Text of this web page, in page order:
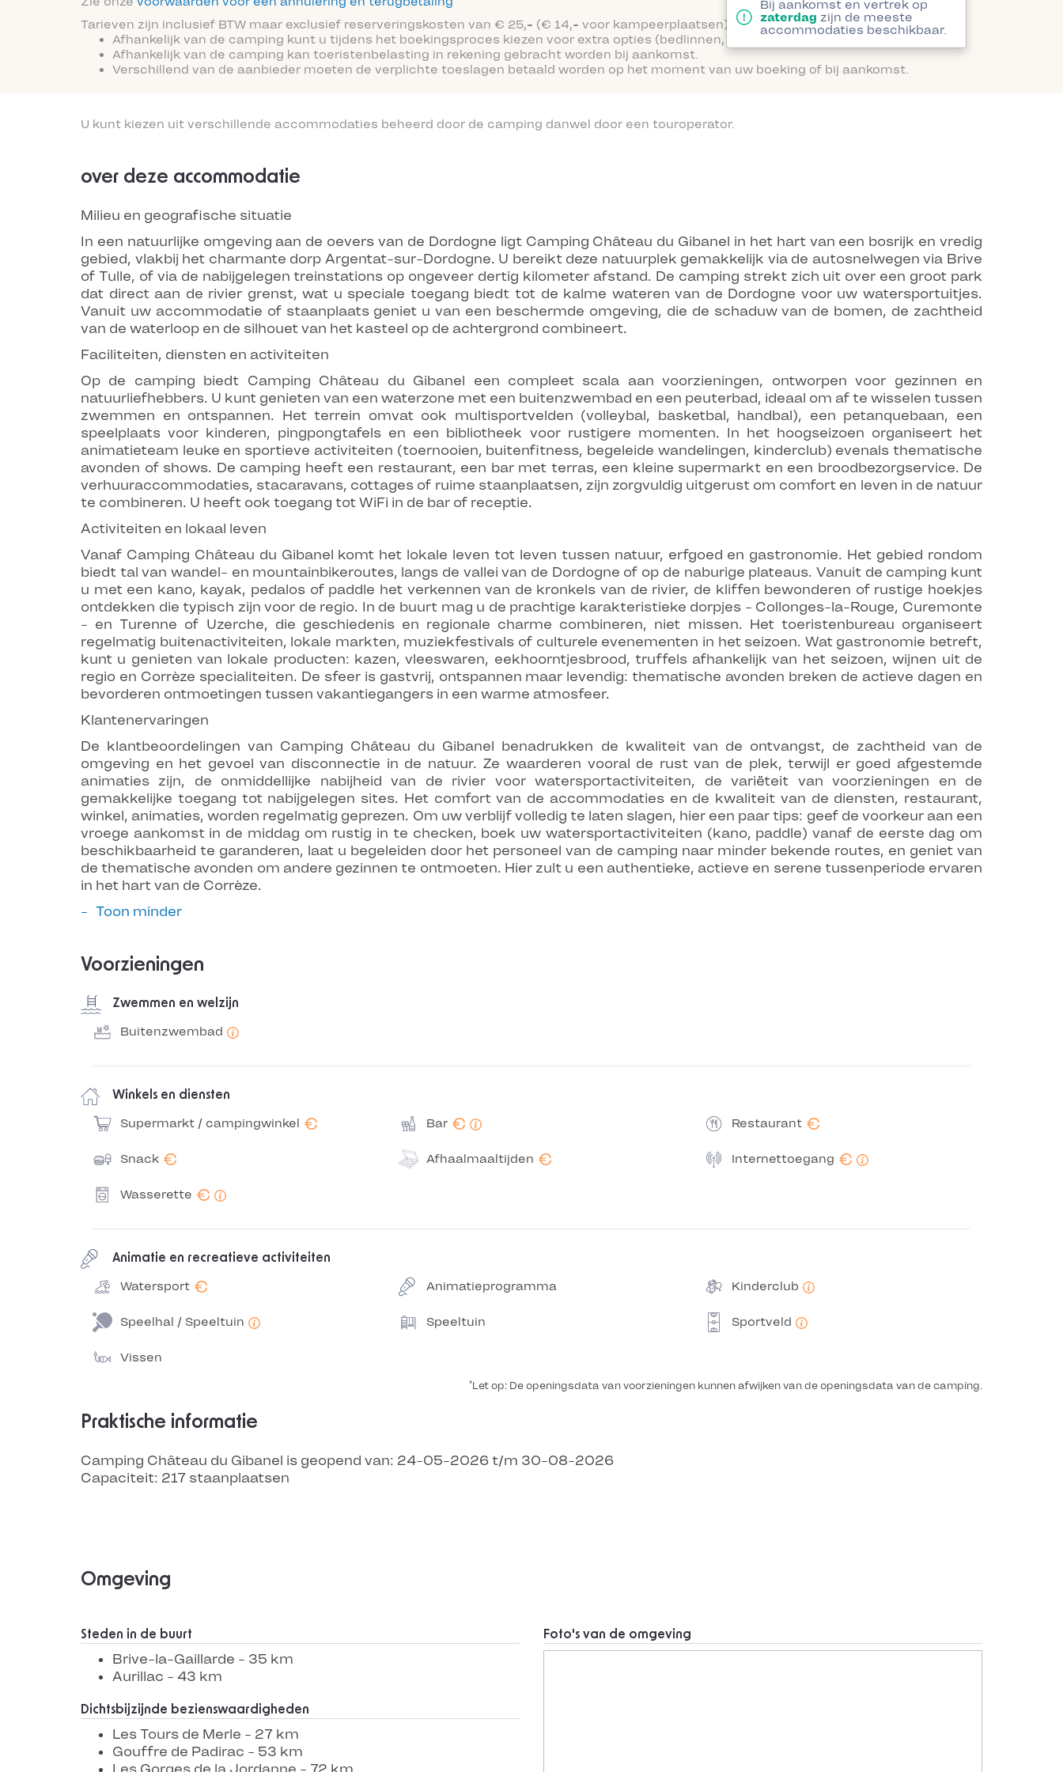
Bij aankomst en vertrek op
zaterdag zijn de meeste
accommodaties beschikbaar.
Tarieven zijn inclusief BTW maar exclusief reserveringskosten van € 25,- (€ 14,- voor kampeerplaatsen).
Afhankelijk van de camping kunt u tijdens het boekingsproces kiezen voor extra opties (bedlinnen, babybedje enz.).
Afhankelijk van de camping kan toeristenbelasting in rekening gebracht worden bij aankomst.
Verschillend van de aanbieder moeten de verplichte toeslagen betaald worden op het moment van uw boeking of bij aankomst.
U kunt kiezen uit verschillende accommodaties beheerd door de camping danwel door een touroperator.
over deze accommodatie
Milieu en geografische situatie
In een natuurlijke omgeving aan de oevers van de Dordogne ligt Camping Château du Gibanel in het hart van een bosrijk en vredig
gebied, vlakbij het charmante dorp Argentat-sur-Dordogne. U bereikt deze natuurplek gemakkelijk via de autosnelwegen via Brive
of Tulle, of via de nabijgelegen treinstations op ongeveer dertig kilometer afstand. De camping strekt zich uit over een groot park
dat direct aan de rivier grenst, wat u speciale toegang biedt tot de kalme wateren van de Dordogne voor uw watersportuitjes.
Vanuit uw accommodatie of staanplaats geniet u van een beschermde omgeving, die de schaduw van de bomen, de zachtheid
van de waterloop en de silhouet van het kasteel op de achtergrond combineert.
Faciliteiten, diensten en activiteiten
Op de camping biedt Camping Château du Gibanel een compleet scala aan voorzieningen, ontworpen voor gezinnen en
natuurliefhebbers. U kunt genieten van een waterzone met een buitenzwembad en een peuterbad, ideaal om af te wisselen tussen
zwemmen en ontspannen. Het terrein omvat ook multisportvelden (volleybal, basketbal, handbal), een petanquebaan, een
speelplaats voor kinderen, pingpongtafels en een bibliotheek voor rustigere momenten. In het hoogseizoen organiseert het
animatieteam leuke en sportieve activiteiten (toernooien, buitenfitness, begeleide wandelingen, kinderclub) evenals thematische
avonden of shows. De camping heeft een restaurant, een bar met terras, een kleine supermarkt en een broodbezorgservice. De
verhuuraccommodaties, stacaravans, cottages of ruime staanplaatsen, zijn zorgvuldig uitgerust om comfort en leven in de natuur
te combineren. U heeft ook toegang tot WiFi in de bar of receptie.
Activiteiten en lokaal leven
Vanaf Camping Château du Gibanel komt het lokale leven tot leven tussen natuur, erfgoed en gastronomie. Het gebied rondom
biedt tal van wandel- en mountainbikeroutes, langs de vallei van de Dordogne of op de naburige plateaus. Vanuit de camping kunt
u met een kano, kayak, pedalos of paddle het verkennen van de kronkels van de rivier, de kliffen bewonderen of rustige hoekjes
ontdekken die typisch zijn voor de regio. In de buurt mag u de prachtige karakteristieke dorpjes - Collonges-la-Rouge, Curemonte
- en Turenne of Uzerche, die geschiedenis en regionale charme combineren, niet missen. Het toeristenbureau organiseert
regelmatig buitenactiviteiten, lokale markten, muziekfestivals of culturele evenementen in het seizoen. Wat gastronomie betreft,
kunt u genieten van lokale producten: kazen, vleeswaren, eekhoorntjesbrood, truffels afhankelijk van het seizoen, wijnen uit de
regio en Corrèze specialiteiten. De sfeer is gastvrij, ontspannen maar levendig: thematische avonden breken de actieve dagen en
bevorderen ontmoetingen tussen vakantiegangers in een warme atmosfeer.
Klantenervaringen
De klantbeoordelingen van Camping Château du Gibanel benadrukken de kwaliteit van de ontvangst, de zachtheid van de
omgeving en het gevoel van disconnectie in de natuur. Ze waarderen vooral de rust van de plek, terwijl er goed afgestemde
animaties zijn, de onmiddellijke nabijheid van de rivier voor watersportactiviteiten, de variëteit van voorzieningen en de
gemakkelijke toegang tot nabijgelegen sites. Het comfort van de accommodaties en de kwaliteit van de diensten, restaurant,
winkel, animaties, worden regelmatig geprezen. Om uw verblijf volledig te laten slagen, hier een paar tips: geef de voorkeur aan een
vroege aankomst in de middag om rustig in te checken, boek uw watersportactiviteiten (kano, paddle) vanaf de eerste dag om
beschikbaarheid te garanderen, laat u begeleiden door het personeel van de camping naar minder bekende routes, en geniet van
de thematische avonden om andere gezinnen te ontmoeten. Hier zult u een authentieke, actieve en serene tussenperiode ervaren
in het hart van de Corrèze.
Toon minder
Voorzieningen
Zwemmen en welzijn
Buitenzwembad
Winkels en diensten
Supermarkt / campingwinkel € Bar € Restaurant €
Snack € Afhaalmaaltijden € Internettoegang €
Wasserette €
Animatie en recreatieve activiteiten
Watersport € Animatieprogramma Kinderclub
Speelhal / Speeltuin Speeltuin Sportveld
Vissen
*Let op: De openingsdata van voorzieningen kunnen afwijken van de openingsdata van de camping.
Praktische informatie
Camping Château du Gibanel is geopend van: 24-05-2026 t/m 30-08-2026
Capaciteit: 217 staanplaatsen
Omgeving
Steden in de buurt
Brive-la-Gaillarde - 35 km
Aurillac - 43 km
Dichtsbijzijnde bezienswaardigheden
Les Tours de Merle - 27 km
Gouffre de Padirac - 53 km
Les Gorges de la Jordanne - 72 km
Foto's van de omgeving